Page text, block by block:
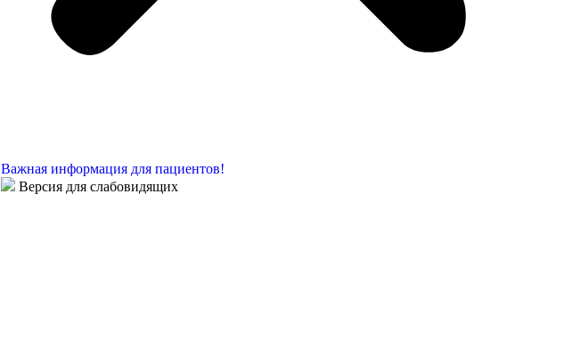
Важная информация для пациентов!
Версия для слабовидящих